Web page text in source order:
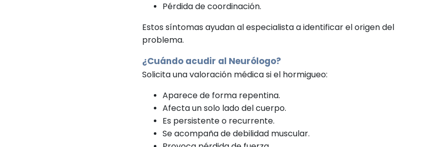
Pérdida de coordinación.
Estos síntomas ayudan al especialista a identificar el origen del
problema.
¿Cuándo acudir al Neurólogo?
Solicita una valoración médica si el hormigueo:
Aparece de forma repentina.
Afecta un solo lado del cuerpo.
Es persistente o recurrente.
Se acompaña de debilidad muscular.